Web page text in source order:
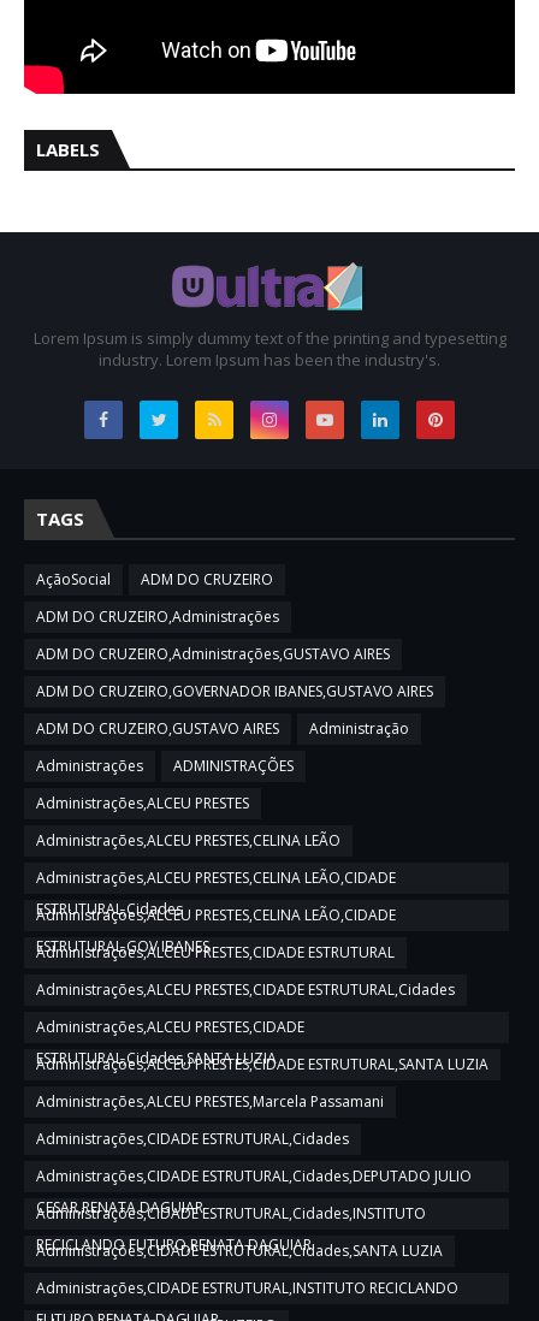
LABELS
Lorem Ipsum is simply dummy text of the printing and typesetting
industry. Lorem Ipsum has been the industry's.
TAGS
AçãoSocial
ADM DO CRUZEIRO
ADM DO CRUZEIRO,Administrações
ADM DO CRUZEIRO,Administrações,GUSTAVO AIRES
ADM DO CRUZEIRO,GOVERNADOR IBANES,GUSTAVO AIRES
ADM DO CRUZEIRO,GUSTAVO AIRES
Administração
Administrações
ADMINISTRAÇÕES
Administrações,ALCEU PRESTES
Administrações,ALCEU PRESTES,CELINA LEÃO
Administrações,ALCEU PRESTES,CELINA LEÃO,CIDADE
ESTRUTURAL,Cidades
Administrações,ALCEU PRESTES,CELINA LEÃO,CIDADE
ESTRUTURAL,GOV IBANES
Administrações,ALCEU PRESTES,CIDADE ESTRUTURAL
Administrações,ALCEU PRESTES,CIDADE ESTRUTURAL,Cidades
Administrações,ALCEU PRESTES,CIDADE
ESTRUTURAL,Cidades,SANTA LUZIA
Administrações,ALCEU PRESTES,CIDADE ESTRUTURAL,SANTA LUZIA
Administrações,ALCEU PRESTES,Marcela Passamani
Administrações,CIDADE ESTRUTURAL,Cidades
Administrações,CIDADE ESTRUTURAL,Cidades,DEPUTADO JULIO
CESAR,RENATA DAGUIAR
Administrações,CIDADE ESTRUTURAL,Cidades,INSTITUTO
RECICLANDO FUTURO,RENATA DAGUIAR
Administrações,CIDADE ESTRUTURAL,Cidades,SANTA LUZIA
Administrações,CIDADE ESTRUTURAL,INSTITUTO RECICLANDO